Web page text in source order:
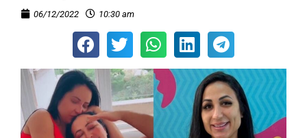
06/12/2022 10:30 am